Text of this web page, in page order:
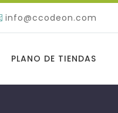
info@ccodeon.com
PLANO DE TIENDAS